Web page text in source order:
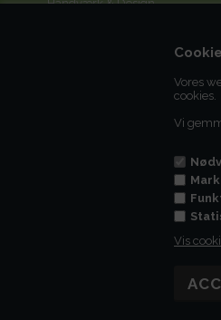
Vores
cookies.
Vi
Vis
Håndværk & Design